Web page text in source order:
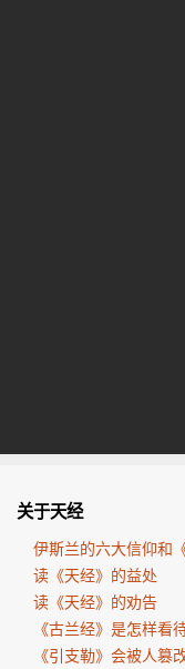
关于天经
伊斯兰的六大信仰和
读《天经》的益处
读《天经》的劝告
《古兰经》是怎样看
《引支勒》会被人篡